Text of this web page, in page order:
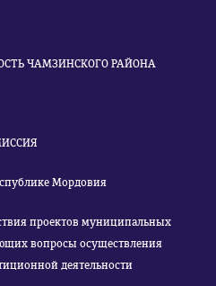
ЧАМЗИНСКОГО РАЙОНА
Мордовия
проектов муниципальных
вопросы осуществления
деятельности